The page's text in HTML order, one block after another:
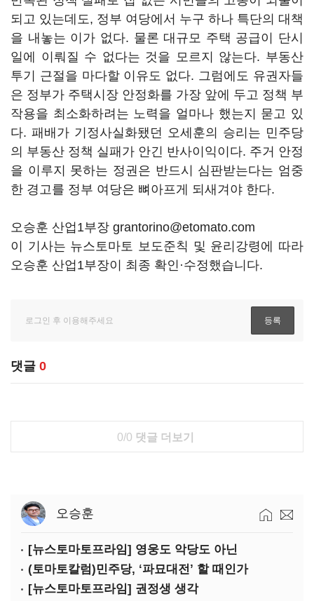
되고 있는데도, 정부 여당에서 누구 하나 특단의 대책
을 내놓는 이가 없다. 물론 대규모 주택 공급이 단시
일에 이뤄질 수 없다는 것을 모르지 않는다. 부동산
투기 근절을 마다할 이유도 없다. 그럼에도 유권자들
은 정부가 주택시장 안정화를 가장 앞에 두고 정책 부
작용을 최소화하려는 노력을 얼마나 했는지 묻고 있
다. 패배가 기정사실화됐던 오세훈의 승리는 민주당
의 부동산 정책 실패가 안긴 반사이익이다. 주거 안정
을 이루지 못하는 정권은 반드시 심판받는다는 엄중
한 경고를 정부 여당은 뼈아프게 되새겨야 한다.
오승훈 산업1부장 grantorino@etomato.com
이 기사는 뉴스토마토 보도준칙 및 윤리강령에 따라
오승훈 산업1부장이 최종 확인·수정했습니다.
댓글 0
0/0 댓글 더보기
오승훈
[뉴스토마토프라임] 영웅도 악당도 아닌
(토마토칼럼)민주당, ‘파묘대전’ 할 때인가
[뉴스토마토프라임] 권정생 생각